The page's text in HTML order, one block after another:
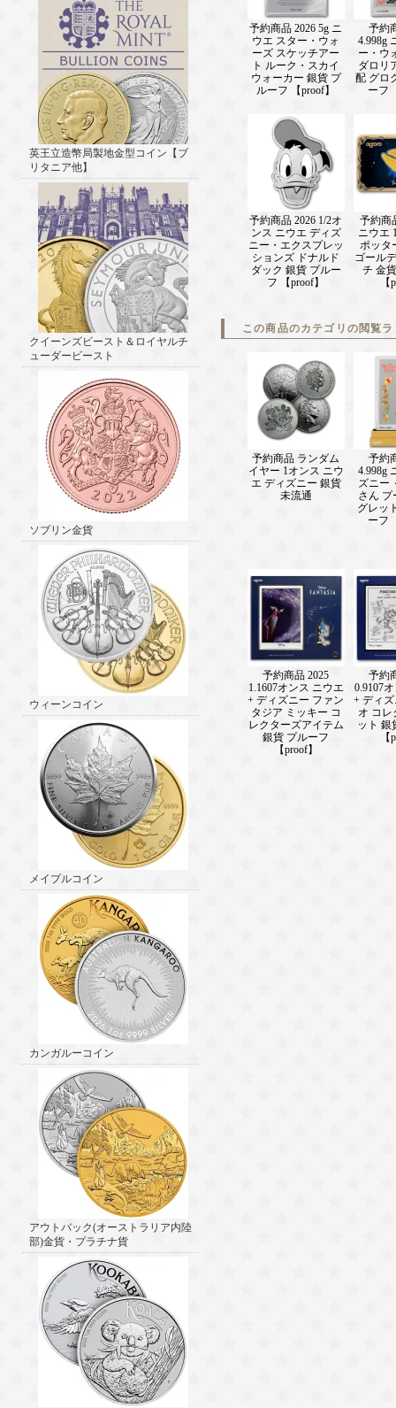
英王立造幣局製地金型コイン【ブ
リタニア他】
クイーンズビースト＆ロイヤルチ
ューダービースト
ソブリン金貨
ウィーンコイン
メイプルコイン
カンガルーコイン
アウトバック(オーストラリア内陸
部)金貨・プラチナ貨
予約商品 2026 5g ニ
ウエ スター・ウォ
ーズ スケッチアー
ト ルーク・スカイ
ウォーカー 銀貨 プ
ルーフ 【proof】
予約
4.998g
ー・ウ
ダロリ
配 グロ
ーフ
予約商品 2026 1/2オ
ンス ニウエ ディズ
ニー・エクスプレッ
ションズ ドナルド
ダック 銀貨 プルー
フ 【proof】
予約商
ニウエ
ポッタ
ゴール
チ 金
この商品のカテゴリの閲覧
予約商品 ランダム
イヤー 1オンス ニウ
エ ディズニー 銀貨
未流通
予約
4.998g
ズニー
さん プ
グレッ
ーフ
予約商品 2025
1.1607オンス ニウエ
+ ディズニー ファン
タジア ミッキー コ
レクターズアイテム
銀貨 プルーフ
【proof】
予約
0.9107
+ ディ
オ コレ
ット 銀